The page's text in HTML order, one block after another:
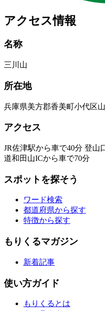
アクセス情報
名称
三川山
所在地
兵庫県美方郡香美町小代区
アクセス
JR佐津駅から車で40分 登山
道和田山ICから車で70分
スポットを探そう
ワード検索
都道府県から探す
特徴から探す
もりくるマガジン
新着記事
使い方ガイド
もりくるとは